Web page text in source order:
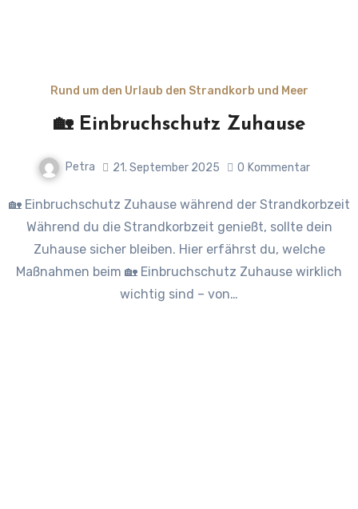
Rund um den Urlaub den Strandkorb und Meer
🏡 Einbruchschutz Zuhause
Petra 21. September 2025 0 Kommentar
🏡 Einbruchschutz Zuhause während der Strandkorbzeit
Während du die Strandkorbzeit genießt, sollte dein
Zuhause sicher bleiben. Hier erfährst du, welche
Maßnahmen beim 🏡 Einbruchschutz Zuhause wirklich
wichtig sind – von…